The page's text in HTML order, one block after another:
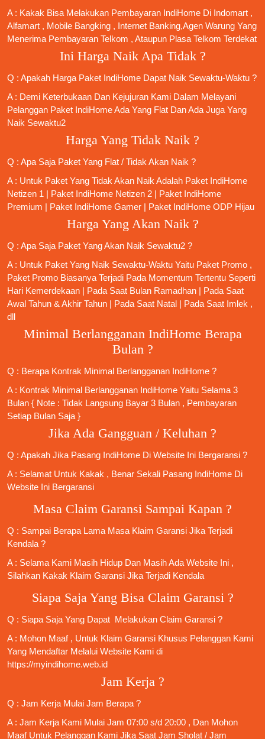
A : Kakak Bisa Melakukan Pembayaran IndiHome Di Indomart ,
Alfamart , Mobile Bangking , Internet Banking,Agen Warung Yang
Menerima Pembayaran Telkom , Ataupun Plasa Telkom Terdekat
Ini Harga Naik Apa Tidak ?
Q : Apakah Harga Paket IndiHome Dapat Naik Sewaktu-Waktu ?
A : Demi Keterbukaan Dan Kejujuran Kami Dalam Melayani
Pelanggan Paket IndiHome Ada Yang Flat Dan Ada Juga Yang
Naik Sewaktu2
Harga Yang Tidak Naik ?
Q : Apa Saja Paket Yang Flat / Tidak Akan Naik ?
A : Untuk Paket Yang Tidak Akan Naik Adalah Paket IndiHome
Netizen 1 | Paket IndiHome Netizen 2 | Paket IndiHome
Premium | Paket IndiHome Gamer | Paket IndiHome ODP Hijau
Harga Yang Akan Naik ?
Q : Apa Saja Paket Yang Akan Naik Sewaktu2 ?
A : Untuk Paket Yang Naik Sewaktu-Waktu Yaitu Paket Promo ,
Paket Promo Biasanya Terjadi Pada Momentum Tertentu Seperti
Hari Kemerdekaan | Pada Saat Bulan Ramadhan | Pada Saat
Awal Tahun & Akhir Tahun | Pada Saat Natal | Pada Saat Imlek ,
dll
Minimal Berlangganan IndiHome Berapa
Bulan ?
Q : Berapa Kontrak Minimal Berlangganan IndiHome ?
A : Kontrak Minimal Berlangganan IndiHome Yaitu Selama 3
Bulan { Note : Tidak Langsung Bayar 3 Bulan , Pembayaran
Setiap Bulan Saja }
Jika Ada Gangguan / Keluhan ?
Q : Apakah Jika Pasang IndiHome Di Website Ini Bergaransi ?
A : Selamat Untuk Kakak , Benar Sekali Pasang IndiHome Di
Website Ini Bergaransi
Masa Claim Garansi Sampai Kapan ?
Q : Sampai Berapa Lama Masa Klaim Garansi Jika Terjadi
Kendala ?
A : Selama Kami Masih Hidup Dan Masih Ada Website Ini ,
Silahkan Kakak Klaim Garansi Jika Terjadi Kendala
Siapa Saja Yang Bisa Claim Garansi ?
Q : Siapa Saja Yang Dapat Melakukan Claim Garansi ?
A : Mohon Maaf , Untuk Klaim Garansi Khusus Pelanggan Kami
Yang Mendaftar Melalui Website Kami di
https://myindihome.web.id
Jam Kerja ?
Q : Jam Kerja Mulai Jam Berapa ?
A : Jam Kerja Kami Mulai Jam 07:00 s/d 20:00 , Dan Mohon
Maaf Untuk Pelanggan Kami Jika Saat Jam Sholat / Jam